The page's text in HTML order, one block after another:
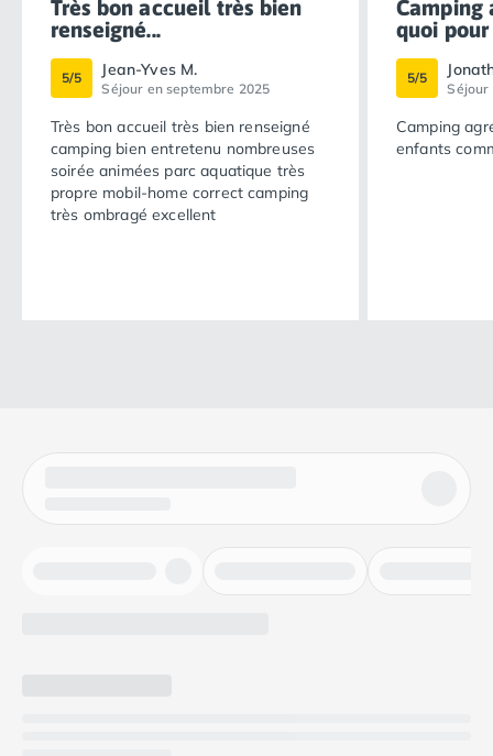
Très bon accueil très bien
renseigné...
5/5 Jean-Yves M.
Séjour en septembre 2025
Très bon accueil très bien renseigné
camping bien entretenu nombreuses
soirée animées parc aquatique très
propre mobil-home correct camping
très ombragé excellent
Camping
quoi pour
5/5
Séjour
Camping
enfants